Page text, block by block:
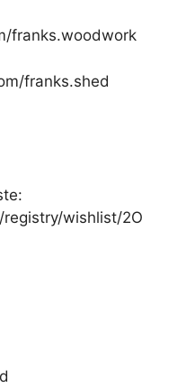
franks.woodwork
franks.shed
wishlist/2O